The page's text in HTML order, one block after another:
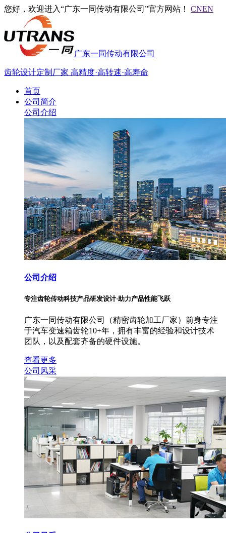
您好，欢迎进入“广东一同传动有限公司”官方网站！ CNEN
广东一同传动有限公司
齿轮设计定制厂家 高精度·高转速·高寿命
首页
公司简介
公司介绍
公司介绍
专注齿轮传动科技产品研发设计·助力产品性能飞跃
广东一同传动有限公司（精密齿轮加工厂家）前身专注
于汽车变速箱齿轮10+年，拥有丰富的经验和设计技术
团队，以及配套齐备的硬件设施。
查看更多
公司风采